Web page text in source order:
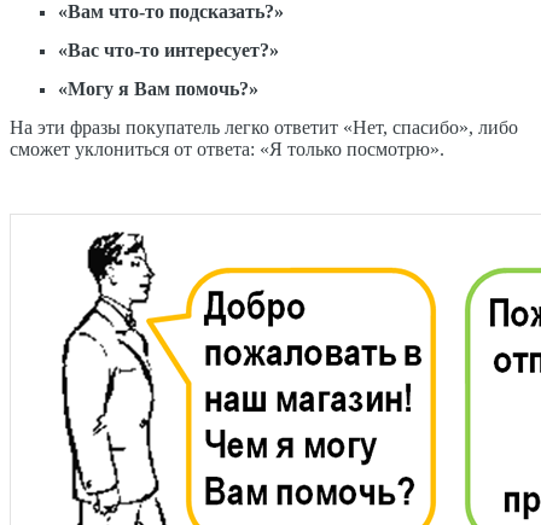
«Вам что-то подсказать?»
«Вас что-то интересует?»
«Могу я Вам помочь?»
На эти фразы покупатель легко ответит «Нет, спасибо», либо
сможет уклониться от ответа: «Я только посмотрю».